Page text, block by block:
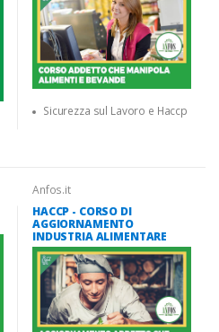
Sicurezza sul Lavoro e Haccp
Anfos.it
HACCP - CORSO DI
AGGIORNAMENTO
INDUSTRIA ALIMENTARE